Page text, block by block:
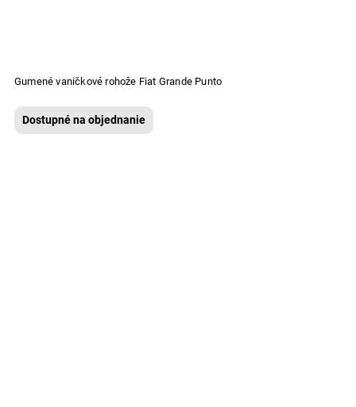
Gumené vaničkové rohože Fiat Grande Punto
Dostupné na objednanie